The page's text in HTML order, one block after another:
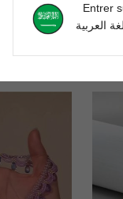
Entrer
العربية